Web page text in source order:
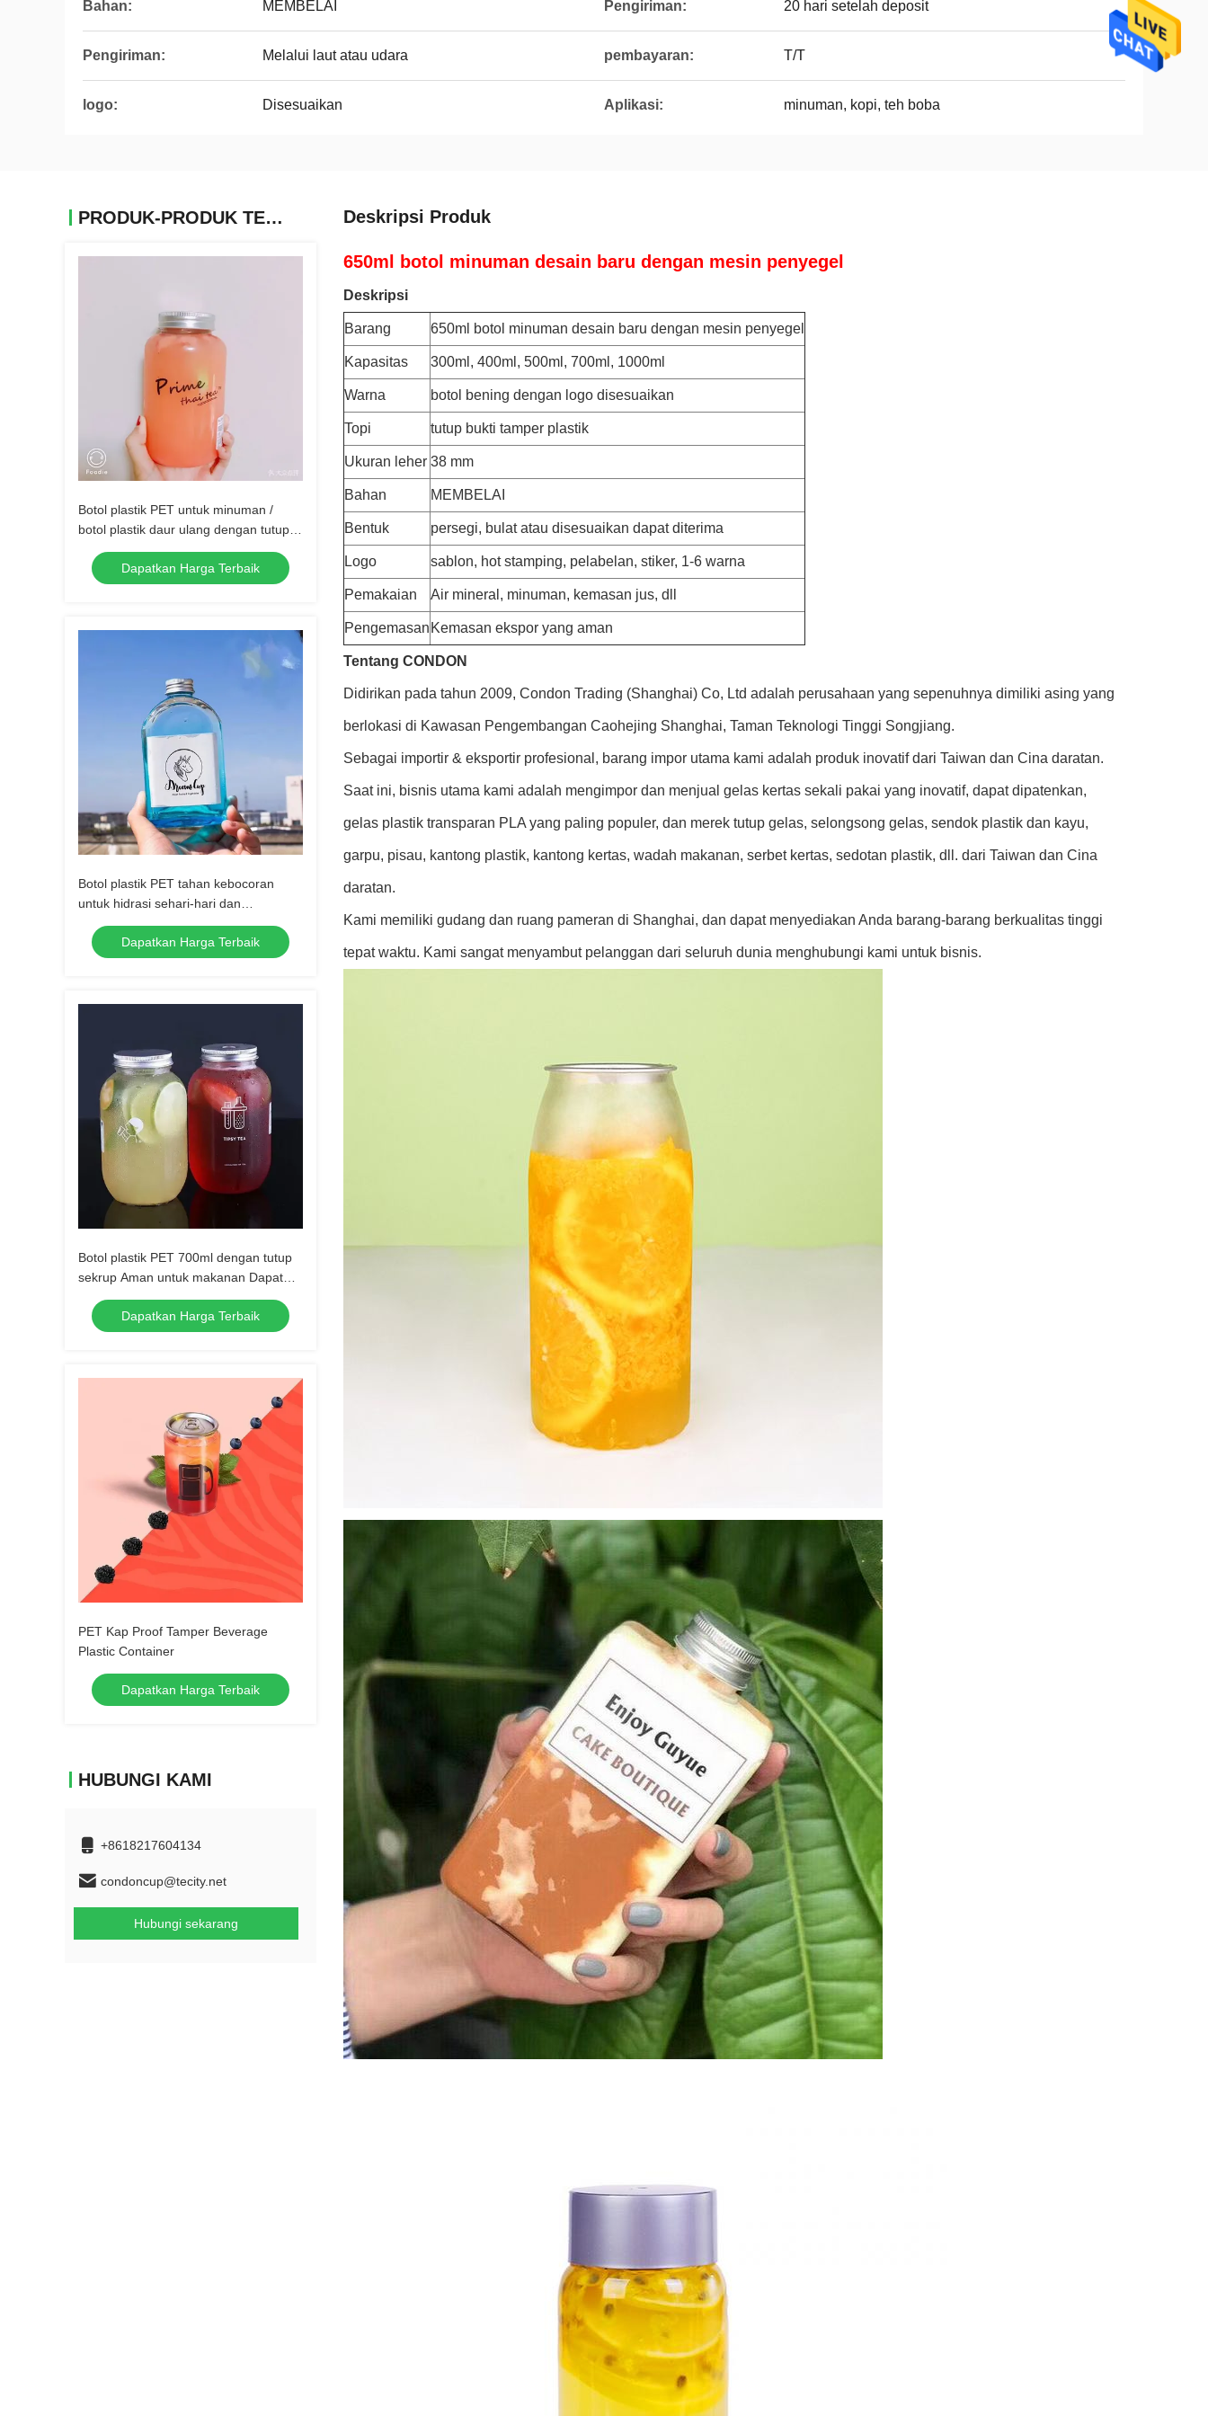
Bahan: MEMBELAI Pengiriman: 20 hari setelah deposit
Pengiriman: Melalui laut atau udara pembayaran: T/T
logo: Disesuaikan Aplikasi: minuman, kopi, teh boba
PRODUK-PRODUK TERKAIT
Botol plastik PET untuk minuman /
botol plastik daur ulang dengan tutup
sekrup anti tamper
Dapatkan Harga Terbaik
Botol plastik PET tahan kebocoran
untuk hidrasi sehari-hari dan
penggunaan di luar ruangan
Dapatkan Harga Terbaik
Botol plastik PET 700ml dengan tutup
sekrup Aman untuk makanan Dapat
digunakan kembali
Dapatkan Harga Terbaik
PET Kap Proof Tamper Beverage
Plastic Container
Dapatkan Harga Terbaik
HUBUNGI KAMI
+8618217604134
condoncup@tecity.net
Hubungi sekarang
Deskripsi Produk
650ml botol minuman desain baru dengan mesin penyegel
Deskripsi
Barang 650ml botol minuman desain baru dengan mesin penyegel
Kapasitas 300ml, 400ml, 500ml, 700ml, 1000ml
Warna botol bening dengan logo disesuaikan
Topi tutup bukti tamper plastik
Ukuran leher 38 mm
Bahan MEMBELAI
Bentuk persegi, bulat atau disesuaikan dapat diterima
Logo sablon, hot stamping, pelabelan, stiker, 1-6 warna
Pemakaian Air mineral, minuman, kemasan jus, dll
Pengemasan Kemasan ekspor yang aman
Tentang CONDON
Didirikan pada tahun 2009, Condon Trading (Shanghai) Co, Ltd adalah perusahaan yang sepenuhnya dimiliki asing yang
berlokasi di Kawasan Pengembangan Caohejing Shanghai, Taman Teknologi Tinggi Songjiang.
Sebagai importir & eksportir profesional, barang impor utama kami adalah produk inovatif dari Taiwan dan Cina daratan.
Saat ini, bisnis utama kami adalah mengimpor dan menjual gelas kertas sekali pakai yang inovatif, dapat dipatenkan,
gelas plastik transparan PLA yang paling populer, dan merek tutup gelas, selongsong gelas, sendok plastik dan kayu,
garpu, pisau, kantong plastik, kantong kertas, wadah makanan, serbet kertas, sedotan plastik, dll. dari Taiwan dan Cina
daratan.
Kami memiliki gudang dan ruang pameran di Shanghai, dan dapat menyediakan Anda barang-barang berkualitas tinggi
tepat waktu. Kami sangat menyambut pelanggan dari seluruh dunia menghubungi kami untuk bisnis.